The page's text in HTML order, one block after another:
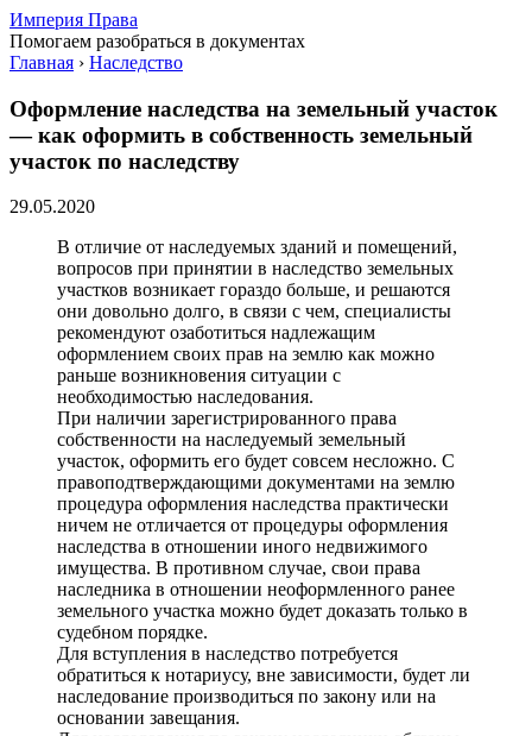
Империя Права
Помогаем разобраться в документах
Главная › Наследство
Оформление наследства на земельный участок
— как оформить в собственность земельный
участок по наследству
29.05.2020
В отличие от наследуемых зданий и помещений,
вопросов при принятии в наследство земельных
участков возникает гораздо больше, и решаются
они довольно долго, в связи с чем, специалисты
рекомендуют озаботиться надлежащим
оформлением своих прав на землю как можно
раньше возникновения ситуации с
необходимостью наследования.
При наличии зарегистрированного права
собственности на наследуемый земельный
участок, оформить его будет совсем несложно. С
правоподтверждающими документами на землю
процедура оформления наследства практически
ничем не отличается от процедуры оформления
наследства в отношении иного недвижимого
имущества. В противном случае, свои права
наследника в отношении неоформленного ранее
земельного участка можно будет доказать только в
судебном порядке.
Для вступления в наследство потребуется
обратиться к нотариусу, вне зависимости, будет ли
наследование производиться по закону или на
основании завещания.